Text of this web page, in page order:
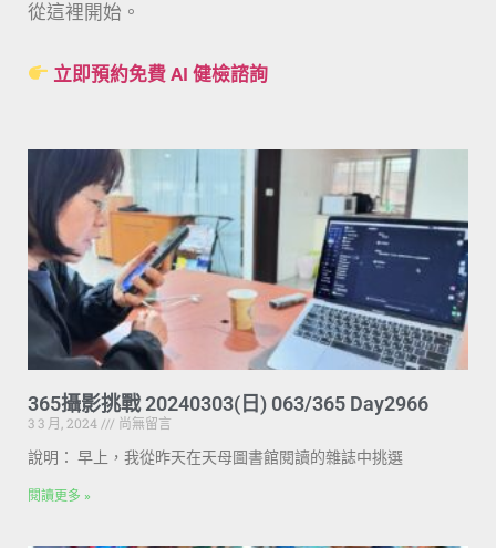
從這裡開始。
立即預約免費 AI 健檢諮詢
365攝影挑戰 20240303(日) 063/365 Day2966
3 3 月, 2024
尚無留言
說明： 早上，我從昨天在天母圖書館閱讀的雜誌中挑選
閱讀更多 »